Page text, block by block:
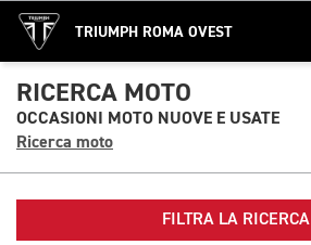
TRIUMPH ROMA OVEST
RICERCA MOTO
OCCASIONI MOTO NUOVE E USATE
Ricerca moto
FILTRA LA RICERCA